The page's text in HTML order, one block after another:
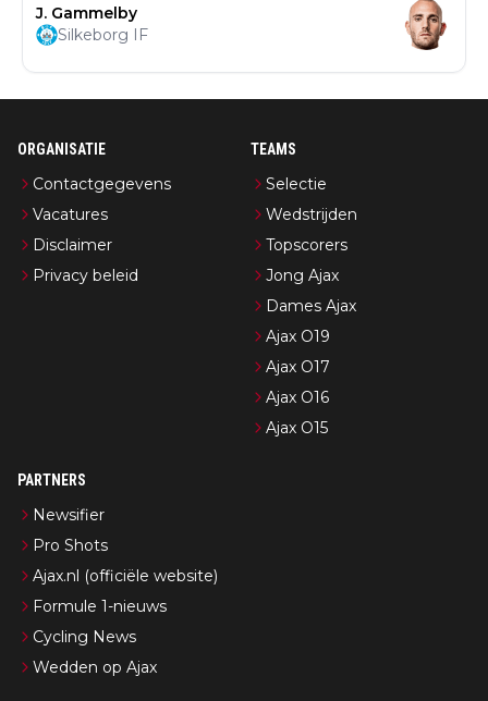
J. Gammelby
Silkeborg IF
ORGANISATIE
Contactgegevens
Vacatures
Disclaimer
Privacy beleid
TEAMS
Selectie
Wedstrijden
Topscorers
Jong Ajax
Dames Ajax
Ajax O19
Ajax O17
Ajax O16
Ajax O15
PARTNERS
Newsifier
Pro Shots
Ajax.nl (officiële website)
Formule 1-nieuws
Cycling News
Wedden op Ajax